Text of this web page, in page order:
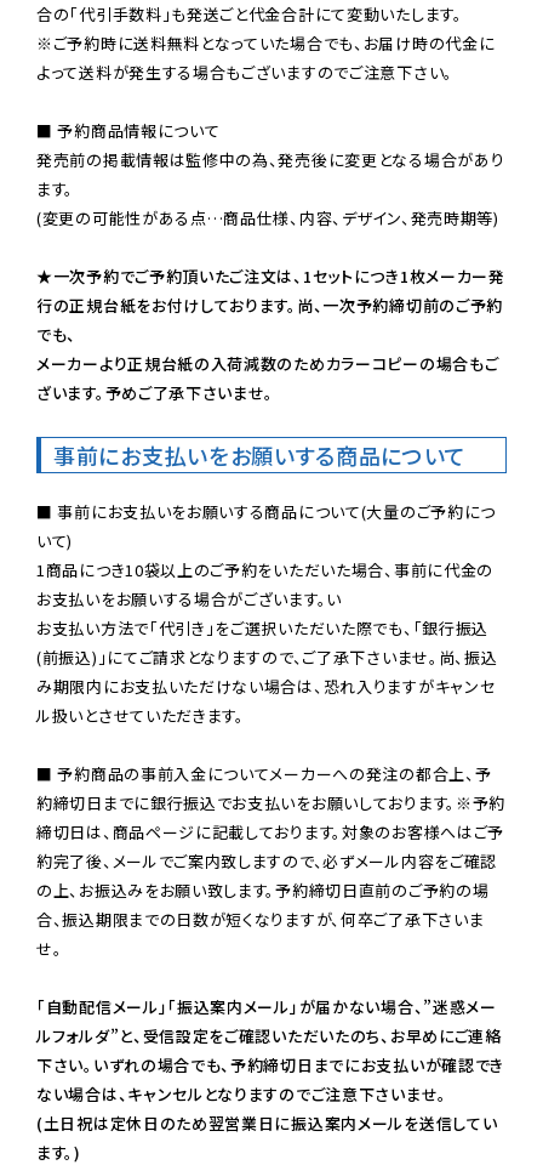
※ご予約時に送料無料となっていた場合でも、お届け時の代金に
よって送料が発生する場合もございますのでご注意下さい。
■ 予約商品情報について
発売前の掲載情報は監修中の為、発売後に変更となる場合があり
ます。
(変更の可能性がある点…商品仕様、内容、デザイン、発売時期等)
★一次予約でご予約頂いたご注文は、1セットにつき1枚メーカー発
行の正規台紙をお付けしております。尚、一次予約締切前のご予約
でも、
メーカーより正規台紙の入荷減数のためカラーコピーの場合もご
ざいます。予めご了承下さいませ。
事前にお支払いをお願いする商品について
■ 事前にお支払いをお願いする商品について(大量のご予約につ
いて)
1商品につき10袋以上のご予約をいただいた場合、事前に代金の
お支払いをお願いする場合がございます。い
お支払い方法で「代引き」をご選択いただいた際でも、「銀行振込
(前振込)」にてご請求となりますので、ご了承下さいませ。尚、振込
み期限内にお支払いただけない場合は、恐れ入りますがキャンセ
ル扱いとさせていただきます。
■ 予約商品の事前入金についてメーカーへの発注の都合上、予
約締切日までに銀行振込でお支払いをお願いしております。※予約
締切日は、商品ページに記載しております。対象のお客様へはご予
約完了後、メールでご案内致しますので、必ずメール内容をご確認
の上、お振込みをお願い致します。予約締切日直前のご予約の場
合、振込期限までの日数が短くなりますが、何卒ご了承下さいま
せ。
「自動配信メール」「振込案内メール」が届かない場合、”迷惑メー
ルフォルダ”と、受信設定をご確認いただいたのち、お早めにご連絡
下さい。いずれの場合でも、予約締切日までにお支払いが確認でき
ない場合は、キャンセルとなりますのでご注意下さいませ。
(土日祝は定休日のため翌営業日に振込案内メールを送信してい
ます。)